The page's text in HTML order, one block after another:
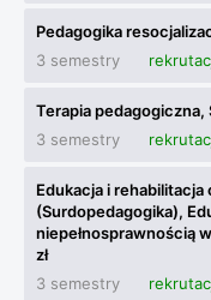
Pedagogika
3 semestry
Terapia pedagogiczna,
3 semestry
Edukacja i rehabilitacja
(Surdopedagogika),
niepełnosprawnością
zł
3 semestry